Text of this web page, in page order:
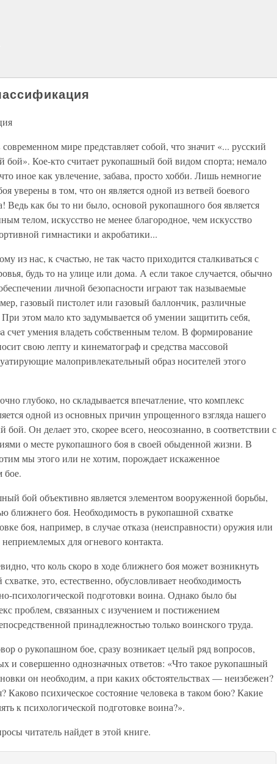
мире представляет собой, что значит «... русский
Кое-кто считает рукопашный бой видом спорта; немало
иное как увлечение, забава, просто хобби. Лишь немногие
уверены в том, что он является одной из ветвей боевого
Ведь как бы то ни было, основой рукопашного боя является
телом, искусство не менее благородное, чем искусство
гимнастики и акробатики...
из нас, к счастью, не так часто приходится сталкиваться с
будь то на улице или дома. А если такое случается, обычно
личной безопасности играют так называемые
газовый пистолет или газовый баллончик, различные
этом мало кто задумывается об умении защитить себя,
счет умения владеть собственным телом. В формирование
свою лепту и кинематограф и средства массовой
малопривлекательный образ носителей этого
глубоко, но складывается впечатление, что комплекс
одной из основных причин упрощенного взгляда нашего
Он делает это, скорее всего, неосознанно, в соответствии с
о месте рукопашного боя в своей обыденной жизни. В
мы этого или не хотим, порождает искаженное
бое.
бой объективно является элементом вооруженной борьбы,
ближнего боя. Необходимость в рукопашной схватке
боя, например, в случае отказа (неисправности) оружия или
для огневого контакта.
что коль скоро в ходе ближнего боя может возникнуть
это, естественно, обусловливает необходимость
психологической подготовки воина. Однако было бы
проблем, связанных с изучением и постижением
принадлежностью только воинского труда.
о рукопашном бое, сразу возникает целый ряд вопросов,
и совершенно однозначных ответов: «Что такое рукопашный
он необходим, а при каких обстоятельствах — неизбежен?
Каково психическое состояние человека в таком бою? Какие
к психологической подготовке воина?».
читатель найдет в этой книге.